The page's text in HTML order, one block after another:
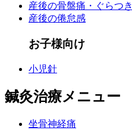
産後の骨盤痛・ぐらつき
産後の倦怠感
お子様向け
小児針
鍼灸治療メニュー
坐骨神経痛